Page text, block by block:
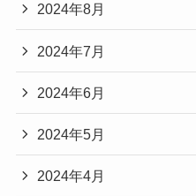
2024年8月
2024年7月
2024年6月
2024年5月
2024年4月